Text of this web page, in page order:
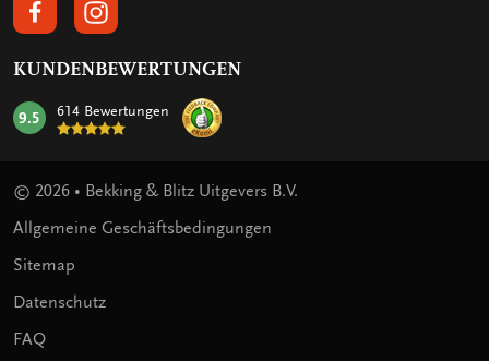
FOLGEN SIE UNS AUF FACEBOOK
FOLGEN SIE UNS AUF INSTAGRAM
KUNDENBEWERTUNGEN
mark:
9.5 614 Bewertungen
© 2026 • Bekking & Blitz Uitgevers B.V.
Allgemeine Geschäftsbedingungen
Sitemap
Datenschutz
FAQ